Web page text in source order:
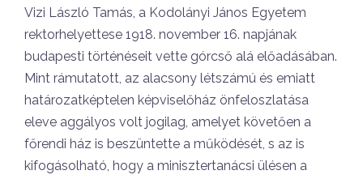
Vizi László Tamás, a Kodolányi János Egyetem
rektorhelyettese 1918. november 16. napjának
budapesti történéseit vette górcső alá előadásában.
Mint rámutatott, az alacsony létszámú és emiatt
határozatképtelen képviselőház önfeloszlatása
eleve aggályos volt jogilag, amelyet követően a
főrendi ház is beszüntette a működését, s az is
kifogásolható, hogy a minisztertanácsi ülésen a